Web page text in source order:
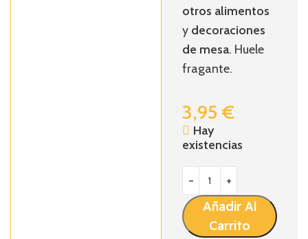
otros alimentos
y decoraciones
de mesa. Huele
fragante.
3,95€
Hay
existencias
Añadir Al
Carrito